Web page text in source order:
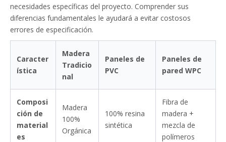
necesidades específicas del proyecto. Comprender sus
diferencias fundamentales le ayudará a evitar costosos
errores de especificación.
Caracter
ística
Madera
Tradicio
nal
Paneles de
PVC
Paneles de
pared WPC
Composi
ción de
material
es
Madera
100%
Orgánica
100% resina
sintética
Fibra de
madera +
mezcla de
polímeros